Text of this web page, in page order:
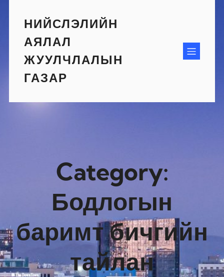
contentНИЙСЛЭЛИЙН
АЯЛАЛ
ЖУУЛЧЛАЛЫН
ГАЗАР
Category:
Бодлогын
баримт бичгийн
тайлан